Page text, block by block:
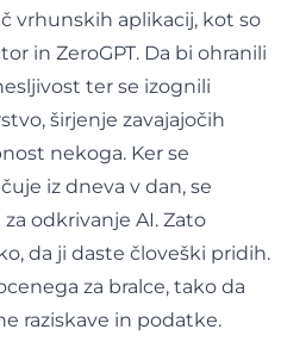
vrhunskih aplikacij, kot so
in ZeroGPT. Da bi ohranili
ter se izognili
širjenje zavajajočih
nekoga. Ker se
iz dneva v dan, se
odkrivanje AI. Zato
da ji daste človeški pridih.
za bralce, tako da
raziskave in podatke.